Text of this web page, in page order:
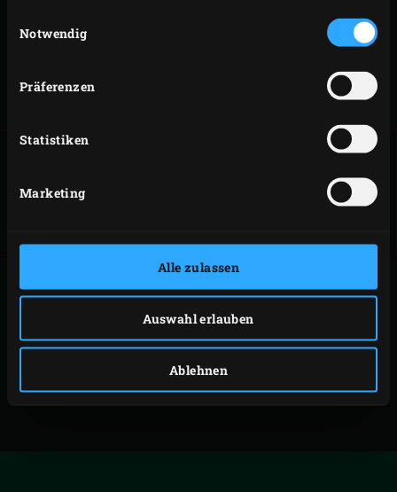
Notwendig
Präferenzen
Statistiken
Marketing
Alle zulassen
Auswahl erlauben
Ablehnen
perfekte Garstufe? Lassen Sie sich durch diese genialen
unvergleichlichen charakteristischen Duft und
SÜSSE SPARERIBS GEGRILLTE
GAMBAS MIT
CÔTE DE BOEUF